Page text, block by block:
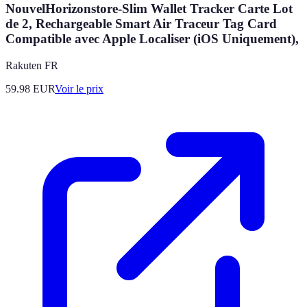
NouvelHorizonstore-Slim Wallet Tracker Carte Lot
de 2, Rechargeable Smart Air Traceur Tag Card
Compatible avec Apple Localiser (iOS Uniquement),
Rakuten FR
59.98 EURVoir le prix